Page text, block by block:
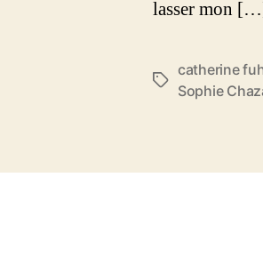
lasser mon
Tags
catherine
Sophie